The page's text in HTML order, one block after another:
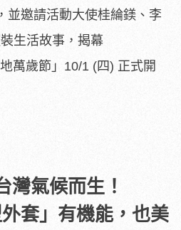
並邀請活動大使桂綸鎂、李
生活故事，揭幕
萬歲節」10/1 (四) 正式開
灣氣候而生！
外套」有機能，也美